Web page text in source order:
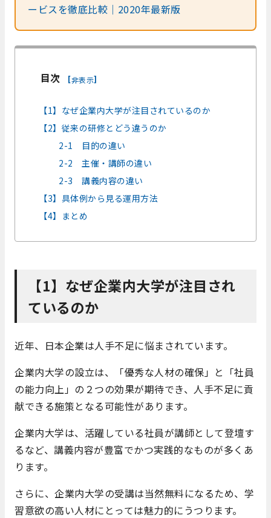
ービスを徹底比較｜2020年最新版
目次 [非表示]
【1】なぜ企業内大学が注目されているのか
【2】従来の研修とどう違うのか
2-1 目的の違い
2-2 主催・講師の違い
2-3 講義内容の違い
【3】具体例から見る運用方法
【4】まとめ
【1】なぜ企業内大学が注目され
ているのか
近年、日本企業は人手不足に悩まされています。
企業内大学の設立は、「優秀な人材の確保」と「社員
の能力向上」の２つの効果が期待でき、人手不足に貢
献できる施策となる可能性があります。
企業内大学は、活躍している社員が講師として登壇す
るなど、講義内容が豊富でかつ実践的なものが多くあ
ります。
さらに、企業内大学の受講は当然無料になるため、学
習意欲の高い人材にとっては魅力的にうつります。